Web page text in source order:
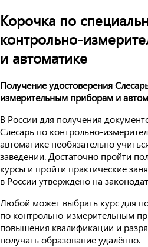
Корочка по
контрольно-
и автоматике
Получение удостоверения
измерительным приборам и
В России для получения
Слесарь по контрольно-
автоматике необязательно
заведении. Достаточно пройти
курсы и пройти практические
в России утверждено на
Любой может выбрать курс для
по контрольно-измерительным
повышения квалификации и
получать образование удалённо.